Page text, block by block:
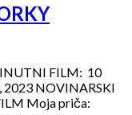
FILM: 10
2023 NOVINARSKI
Moja priča: